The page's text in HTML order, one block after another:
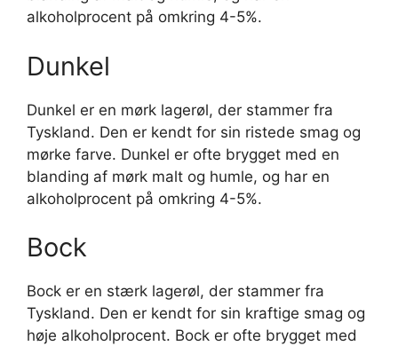
alkoholprocent på omkring 4-5%.
Dunkel
Dunkel er en mørk lagerøl, der stammer fra
Tyskland. Den er kendt for sin ristede smag og
mørke farve. Dunkel er ofte brygget med en
blanding af mørk malt og humle, og har en
alkoholprocent på omkring 4-5%.
Bock
Bock er en stærk lagerøl, der stammer fra
Tyskland. Den er kendt for sin kraftige smag og
høje alkoholprocent. Bock er ofte brygget med